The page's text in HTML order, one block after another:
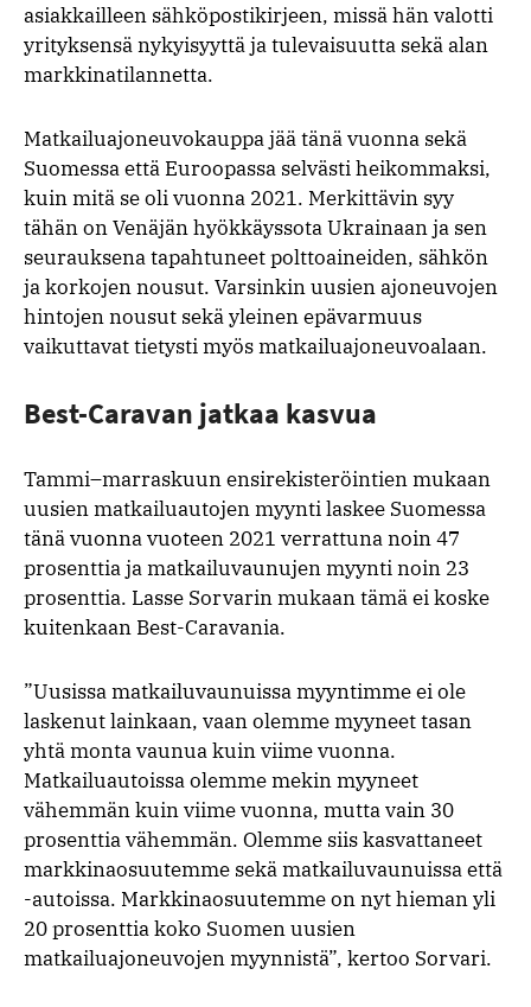
asiakkailleen sähköpostikirjeen, missä hän valotti
yrityksensä nykyisyyttä ja tulevaisuutta sekä alan
markkinatilannetta.
Matkailuajoneuvokauppa jää tänä vuonna sekä
Suomessa että Euroopassa selvästi heikommaksi,
kuin mitä se oli vuonna 2021. Merkittävin syy
tähän on Venäjän hyökkäyssota Ukrainaan ja sen
seurauksena tapahtuneet polttoaineiden, sähkön
ja korkojen nousut. Varsinkin uusien ajoneuvojen
hintojen nousut sekä yleinen epävarmuus
vaikuttavat tietysti myös matkailuajoneuvoalaan.
Best-Caravan jatkaa kasvua
Tammi–marraskuun ensirekisteröintien mukaan
uusien matkailuautojen myynti laskee Suomessa
tänä vuonna vuoteen 2021 verrattuna noin 47
prosenttia ja matkailuvaunujen myynti noin 23
prosenttia. Lasse Sorvarin mukaan tämä ei koske
kuitenkaan Best-Caravania.
”Uusissa matkailuvaunuissa myyntimme ei ole
laskenut lainkaan, vaan olemme myyneet tasan
yhtä monta vaunua kuin viime vuonna.
Matkailuautoissa olemme mekin myyneet
vähemmän kuin viime vuonna, mutta vain 30
prosenttia vähemmän. Olemme siis kasvattaneet
markkinaosuutemme sekä matkailuvaunuissa että
-autoissa. Markkinaosuutemme on nyt hieman yli
20 prosenttia koko Suomen uusien
matkailuajoneuvojen myynnistä”, kertoo Sorvari.